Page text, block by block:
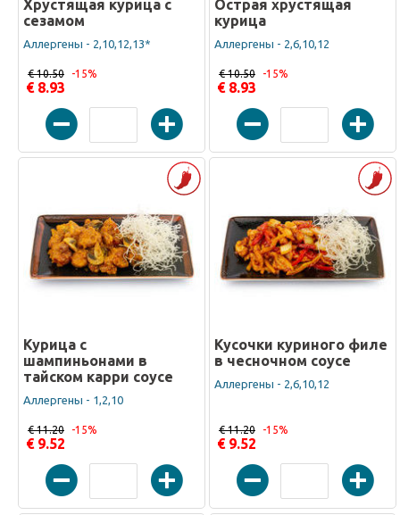
Хрустящая курица с
сезамом
Аллергены - 2,10,12,13*
€ 8.93
€ 10.50 -15%
Острая хрустящая
курица
Аллергены - 2,6,10,12
€ 8.93
€ 10.50 -15%
Курица с
шампиньонами в
тайском карри соусе
Аллергены - 1,2,10
€ 9.52
€ 11.20 -15%
Кусочки куриного филе
в чесночном соусе
Аллергены - 2,6,10,12
€ 9.52
€ 11.20 -15%